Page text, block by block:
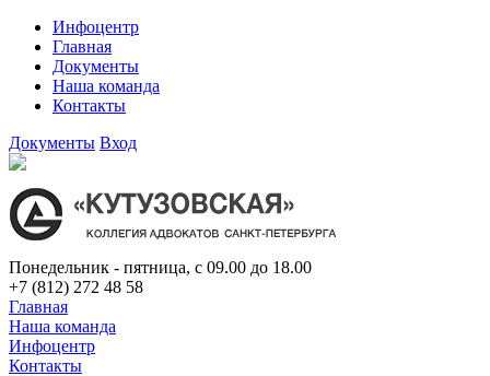
Инфоцентр
Главная
Документы
Наша команда
Контакты
Документы Вход
Понедельник - пятница, с 09.00 до 18.00
+7 (812) 272 48 58
Главная
Наша команда
Инфоцентр
Контакты